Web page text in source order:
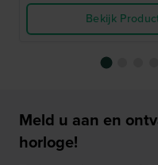
Bekijk
Meld u aan en
horloge!